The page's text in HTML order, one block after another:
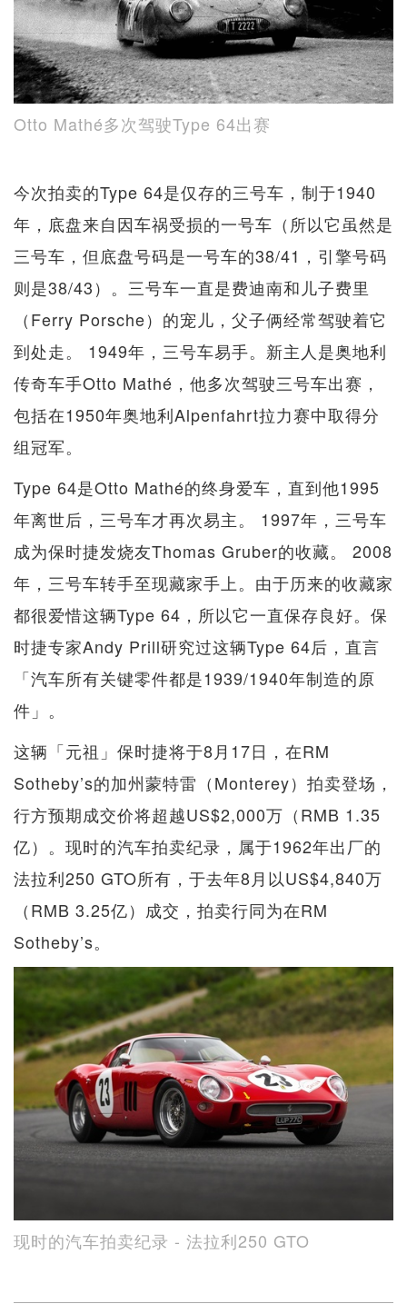
Otto Mathé多次驾驶Type 64出赛
今次拍卖的Type 64是仅存的三号车，制于1940
年，底盘来自因车祸受损的一号车（所以它虽然是
三号车，但底盘号码是一号车的38/41，引擎号码
则是38/43）。三号车一直是费迪南和儿子费里
（Ferry Porsche）的宠儿，父子俩经常驾驶着它
到处走。 1949年，三号车易手。新主人是奥地利
传奇车手Otto Mathé，他多次驾驶三号车出赛，
包括在1950年奥地利Alpenfahrt拉力赛中取得分
组冠军。
Type 64是Otto Mathé的终身爱车，直到他1995
年离世后，三号车才再次易主。 1997年，三号车
成为保时捷发烧友Thomas Gruber的收藏。 2008
年，三号车转手至现藏家手上。由于历来的收藏家
都很爱惜这辆Type 64，所以它一直保存良好。保
时捷专家Andy Prill研究过这辆Type 64后，直言
「汽车所有关键零件都是1939/1940年制造的原
件」。
这辆「元祖」保时捷将于8月17日，在RM​​
Sotheby’s的加州蒙特雷（Monterey）拍卖登场，
行方预期成交价将超越US$2,000万（RMB 1.35
亿）。现时的汽车拍卖纪录，属于1962年出厂的
法拉利250 GTO所有，于去年8月以US$4,840万
（RMB 3.25亿）成交，拍卖行同为在RM
Sotheby’s。
现时的汽车拍卖纪录 - 法拉利250 GTO